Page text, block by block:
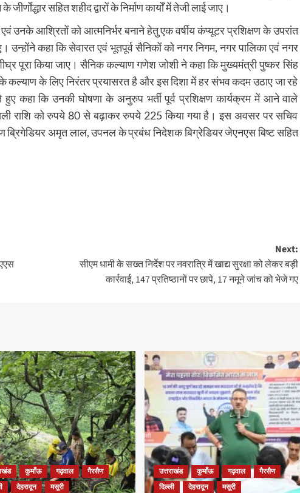
सहित शहीद द्वारों के निर्माण कार्यों में तेजी लाई जाए।
उनके आश्रितों को आत्मनिर्भर बनाने हेतु एक वर्षीय कंप्यूटर प्रशिक्षण के उपरांत
उन्होंने कहा कि सेवारत एवं भूतपूर्व सैनिकों को नगर निगम, नगर पालिका एवं नगर
पूरा किया जाए। सैनिक कल्याण गणेश जोशी ने कहा कि मुख्यमंत्री पुष्कर सिंह
कल्याण के लिए निरंतर प्रयासरत है और इस दिशा में हर संभव कदम उठाए जा रहे
कहा कि उनकी घोषणा के अनुरुप भर्ती पूर्व प्रशिक्षण कार्यक्रम में आने वाले
राशि को रुपये 80 से बढ़ाकर रुपये 225 किया गया है। इस अवसर पर सचिव
ब्रिगेडियर अमृत लाल, उपनल के प्रबंध निदेशक बिग्रेडियर जेएनएस बिष्ट सहित
Next:
सीएम धामी के सख्त निर्देश पर नवरात्रि में खाद्य सुरक्षा को लेकर बड़ी
कार्रवाई, 147 प्रतिष्ठानों पर छापे, 17 नमूने जांच को भेजे गए
कुमाँऊ गढ़वाल
गैरसैण
देहरादून मसूरी
उत्तराखंड कुमाँऊ गढ़वाल
गैरसैण
दिल्ली
देहरादून मसूरी